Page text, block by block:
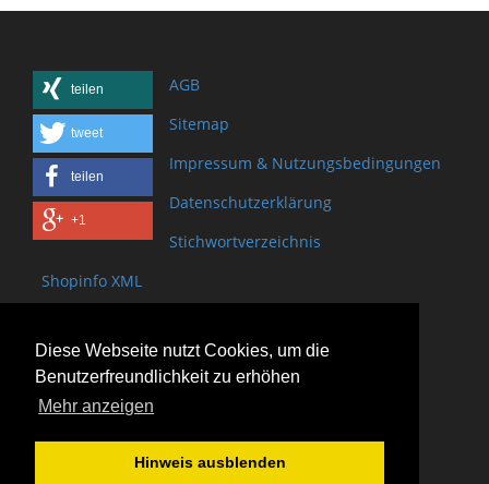
Diese Webseite nutzt Cookies, um die
Benutzerfreundlichkeit zu erhöhen
Mehr anzeigen
Hinweis ausblenden
teilen
tweet
teilen
+1
AGB
Sitemap
Impressum & Nutzungsbedingungen
Datenschutzerklärung
Stichwortverzeichnis
Shopinfo XML
Bischof-Brand Straße 2
61440 Oberursel
(+49) 6171 - 98 11 80
(+49) 6171 - 98 28 10